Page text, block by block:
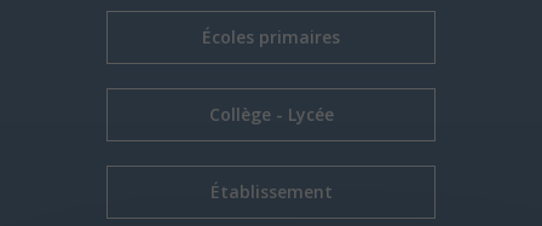
Écoles primaires
Collège - Lycée
Établissement